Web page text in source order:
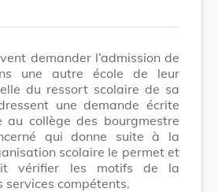
demander l’admission de
une autre école de leur
du ressort scolaire de sa
une demande écrite
au collège des bourgmestre
qui donne suite à la
scolaire le permet et
vérifier les motifs de la
services compétents.